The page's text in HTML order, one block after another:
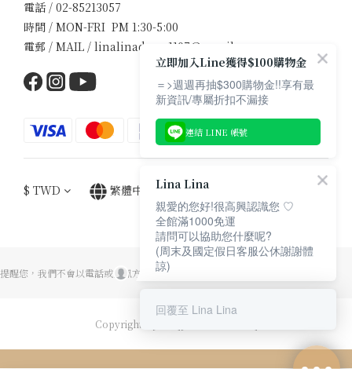
電話 / 02-85213057
時間 / MON-FRI PM 1:30-5:00
電郵 / MAIL / linalinadress1107@gmail.com
$ TWD 繁體中文
提醒您，我們不會以電話或簡訊方式通知至ATM操作解除分期付款。
Copyright© [2017][Lina Lina Dress]
立即加入Line獲得$100購物金
＝>週週再抽$300購物金!!享有最
新資訊/專屬折扣不漏接
連結 LINE 帳號
Lina Lina
親愛的您好!很高興認識您 ♡
全館滿1000免運
請問可以協助您什麼呢?
(周末及國定假日客服公休謝謝體
諒)
回覆至 Lina Lina